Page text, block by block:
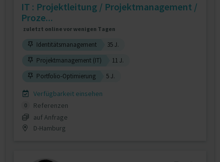
IT : Projektleitung / Projektmanagement /
Proze...
zuletzt online vor wenigen Tagen
Identitätsmanagement
35 J.
Projektmanagement (IT)
11 J.
Portfolio-Optimierung
5 J.
Verfügbarkeit einsehen
0
Referenzen
auf Anfrage
D-Hamburg